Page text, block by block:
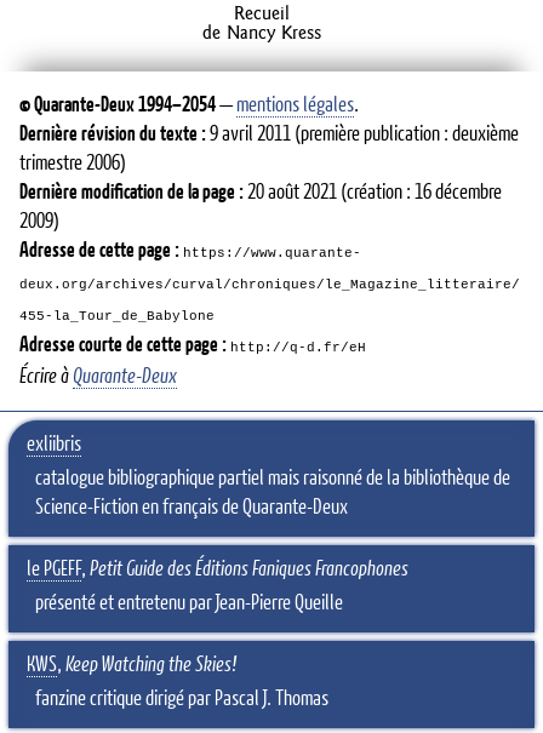
Recueil
de Nancy Kress
©Quarante-Deux1994–2054—mentions légales.
Dernière révision du texte :9 avril 2011 (première publication : deuxième
trimestre 2006)
Dernière modification de la page : 20 août 2021 (création : 16 décembre
2009)
Adresse de cette page : https://www.quarante-
deux.org/archives/curval/chroniques/le_Magazine_litteraire/
455-la_Tour_de_Babylone
Adresse courte de cette page : http://q-d.fr/eH
Écrire à Quarante-Deux
exliibris
catalogue bibliographique partiel mais raisonné de la bibliothèque de
Science-Fiction en français de Quarante-Deux
le PGEFF, Petit Guide des Éditions Faniques Francophones
présenté et entretenu par Jean-Pierre Queille
KWS, Keep Watching the Skies!
fanzine critique dirigé par Pascal J. Thomas